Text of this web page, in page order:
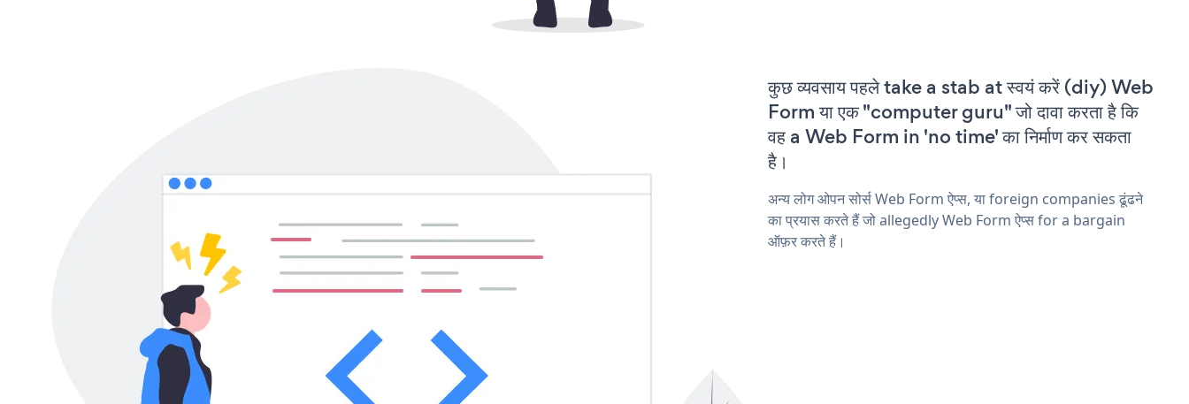
कुछ व्यवसाय पहले take a stab at स्वयं करें (diy) Web
Form या एक "computer guru" जो दावा करता है कि
वह a Web Form in 'no time' का निर्माण कर सकता
है।
अन्य लोग ओपन सोर्स Web Form ऐप्स, या foreign companies ढूंढने
का प्रयास करते हैं जो allegedly Web Form ऐप्स for a bargain
ऑफ़र करते हैं।